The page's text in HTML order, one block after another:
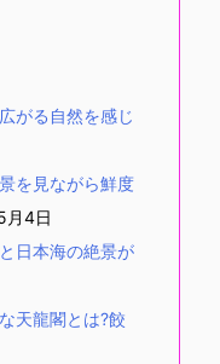
がる自然を感じ
を見ながら鮮度
月4日
日本海の絶景が
天龍閣とは?餃